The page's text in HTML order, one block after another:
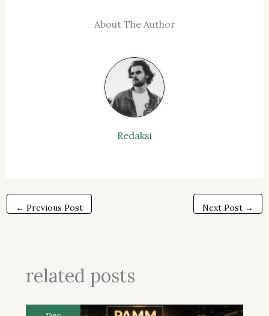
About The Author
Redaksi
← Previous Post Next Post →
related posts